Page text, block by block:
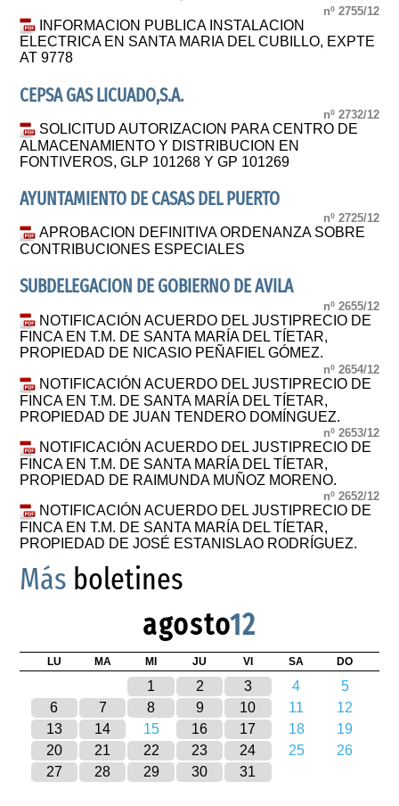
nº 2755/12
INFORMACION PUBLICA INSTALACION
ELECTRICA EN SANTA MARIA DEL CUBILLO, EXPTE
AT 9778
CEPSA GAS LICUADO,S.A.
nº 2732/12
SOLICITUD AUTORIZACION PARA CENTRO DE
ALMACENAMIENTO Y DISTRIBUCION EN
FONTIVEROS, GLP 101268 Y GP 101269
AYUNTAMIENTO DE CASAS DEL PUERTO
nº 2725/12
APROBACION DEFINITIVA ORDENANZA SOBRE
CONTRIBUCIONES ESPECIALES
SUBDELEGACION DE GOBIERNO DE AVILA
nº 2655/12
NOTIFICACIÓN ACUERDO DEL JUSTIPRECIO DE
FINCA EN T.M. DE SANTA MARÍA DEL TÍETAR,
PROPIEDAD DE NICASIO PEÑAFIEL GÓMEZ.
nº 2654/12
NOTIFICACIÓN ACUERDO DEL JUSTIPRECIO DE
FINCA EN T.M. DE SANTA MARÍA DEL TÍETAR,
PROPIEDAD DE JUAN TENDERO DOMÍNGUEZ.
nº 2653/12
NOTIFICACIÓN ACUERDO DEL JUSTIPRECIO DE
FINCA EN T.M. DE SANTA MARÍA DEL TÍETAR,
PROPIEDAD DE RAIMUNDA MUÑOZ MORENO.
nº 2652/12
NOTIFICACIÓN ACUERDO DEL JUSTIPRECIO DE
FINCA EN T.M. DE SANTA MARÍA DEL TÍETAR,
PROPIEDAD DE JOSÉ ESTANISLAO RODRÍGUEZ.
Más boletines
agosto12
LU MA MI JU VI SA DO
1 2 3 4
5
6
7 8 9 10 11
12
13
14 15 16 17 18
19
20
21 22 23 24 25
26
27
28 29 30 31